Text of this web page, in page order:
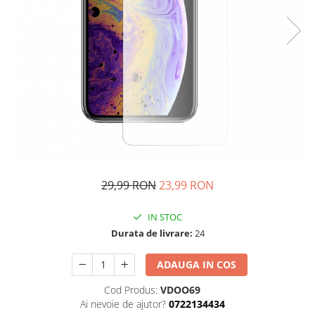
29,99 RON23,99 RON
IN STOC
Durata de livrare: 24
ADAUGA IN COS
Cod Produs: VDOO69
Ai nevoie de ajutor? 0722134434